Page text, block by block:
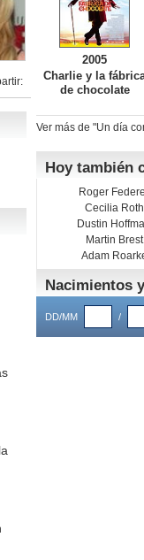
2005
Charlie y la
de chocolate
Ver más de "Un día
Hoy también
Roger
Cecilia
Dustin
Martin
Adam
Nacimientos
DD/MM /